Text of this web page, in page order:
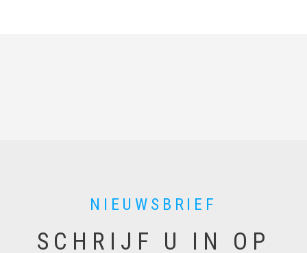
NIEUWSBRIEF
SCHRIJF U IN OP